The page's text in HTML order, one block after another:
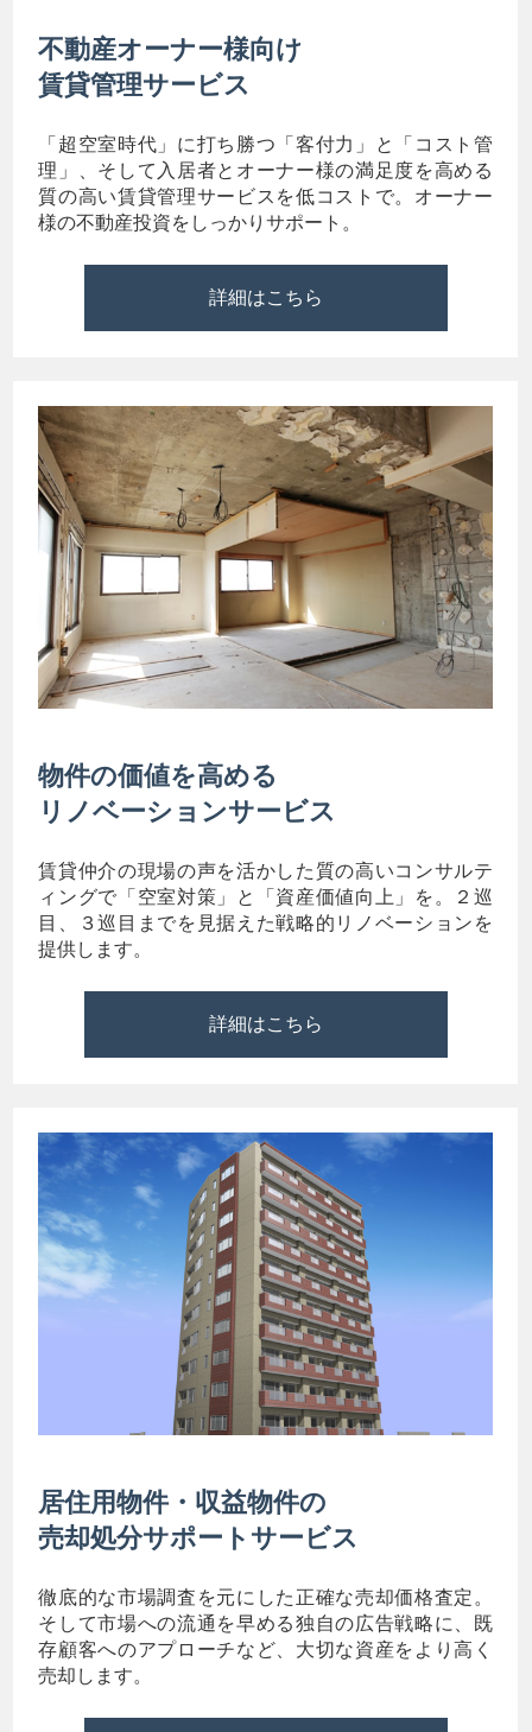
不動産オーナー様向け
賃貸管理サービス
「超空室時代」に打ち勝つ「客付力」と「コスト管
理」、そして入居者とオーナー様の満足度を高める
質の高い賃貸管理サービスを低コストで。オーナー
様の不動産投資をしっかりサポート。
詳細はこちら
物件の価値を高める
リノベーションサービス
賃貸仲介の現場の声を活かした質の高いコンサルテ
ィングで「空室対策」と「資産価値向上」を。２巡
目、３巡目までを見据えた戦略的リノベーションを
提供します。
詳細はこちら
居住用物件・収益物件の
売却処分サポートサービス
徹底的な市場調査を元にした正確な売却価格査定。
そして市場への流通を早める独自の広告戦略に、既
存顧客へのアプローチなど、大切な資産をより高く
売却します。